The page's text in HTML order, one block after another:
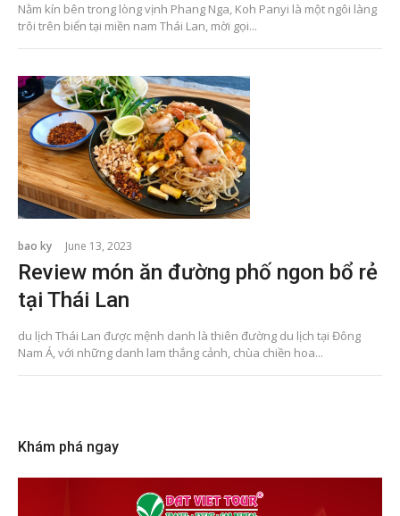
Nằm kín bên trong lòng vịnh Phang Nga, Koh Panyi là một ngôi làng
trôi trên biển tại miền nam Thái Lan, mời gọi...
bao ky June 13, 2023
Review món ăn đường phố ngon bổ rẻ
tại Thái Lan
du lịch Thái Lan được mệnh danh là thiên đường du lịch tại Đông
Nam Á, với những danh lam thắng cảnh, chùa chiền hoa...
Khám phá ngay